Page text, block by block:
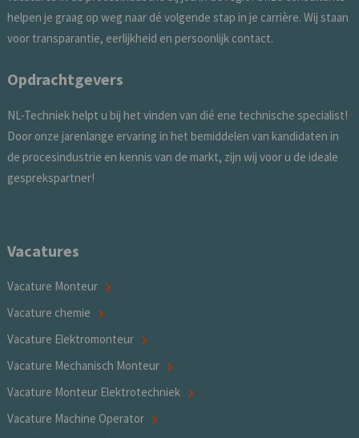
helpen je graag op weg naar dé volgende stap in je carrière. Wij staan
voor transparantie, eerlijkheid en persoonlijk contact.
Opdrachtgevers
NL-Techniek helpt u bij het vinden van dié ene technische specialist!
Door onze jarenlange ervaring in het bemiddelen van kandidaten in
de procesindustrie en kennis van de markt, zijn wij voor u de ideale
gesprekspartner!
Vacatures
Vacature Monteur
Vacature chemie
Vacature Elektromonteur
Vacature Mechanisch Monteur
Vacature Monteur Elektrotechniek
Vacature Machine Operator